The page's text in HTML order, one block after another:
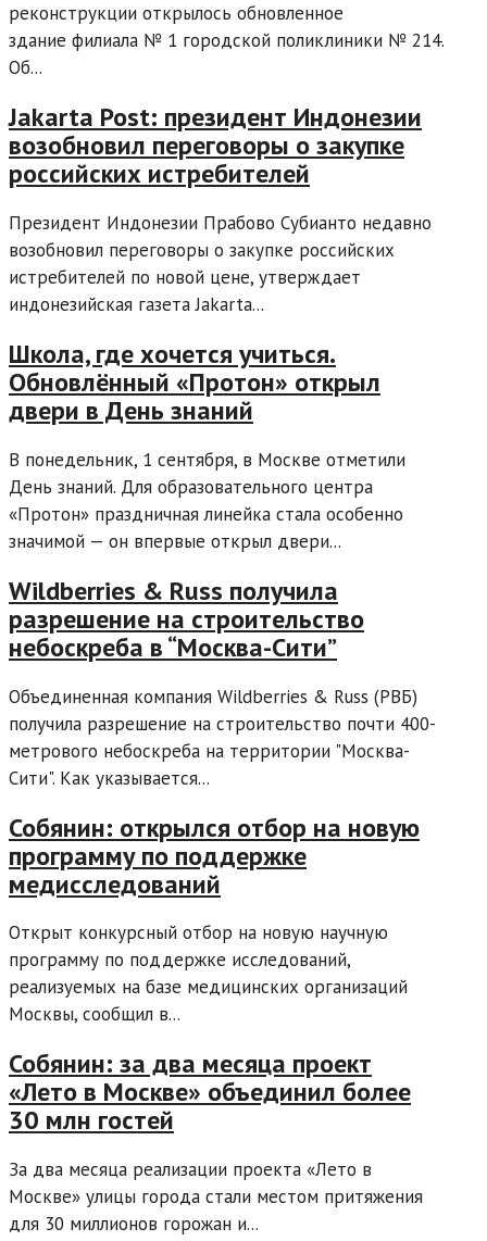
реконструкции открылось обновленное
здание филиала № 1 городской поликлиники № 214.
Об...
Jakarta Post: президент Индонезии
возобновил переговоры о закупке
российских истребителей
Президент Индонезии Прабово Субианто недавно
возобновил переговоры о закупке российских
истребителей по новой цене, утверждает
индонезийская газета Jakarta...
Школа, где хочется учиться.
Обновлённый «Протон» открыл
двери в День знаний
В понедельник, 1 сентября, в Москве отметили
День знаний. Для образовательного центра
«Протон» праздничная линейка стала особенно
значимой — он впервые открыл двери...
Wildberries & Russ получила
разрешение на строительство
небоскреба в “Москва-Сити”
Объединенная компания Wildberries & Russ (РВБ)
получила разрешение на строительство почти 400-
метрового небоскреба на территории "Москва-
Сити". Как указывается...
Собянин: открылся отбор на новую
программу по поддержке
медисследований
Открыт конкурсный отбор на новую научную
программу по поддержке исследований,
реализуемых на базе медицинских организаций
Москвы, сообщил в...
Собянин: за два месяца проект
«Лето в Москве» объединил более
30 млн гостей
За два месяца реализации проекта «Лето в
Москве» улицы города стали местом притяжения
для 30 миллионов горожан и...